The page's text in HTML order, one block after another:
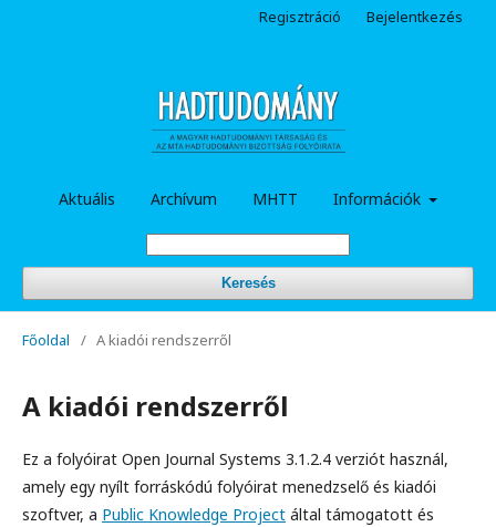
Aktuális Archívum MHTT Információk
Keresés
Regisztráció Bejelentkezés
Főoldal / A kiadói rendszerről
A kiadói rendszerről
Ez a folyóirat Open Journal Systems 3.1.2.4 verziót használ,
amely egy nyílt forráskódú folyóirat menedzselő és kiadói
szoftver, a Public Knowledge Project által támogatott és